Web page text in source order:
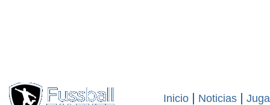
Inicio Noticias